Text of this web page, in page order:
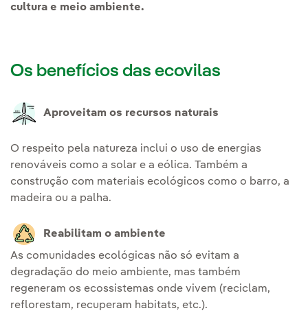
cultura e meio ambiente.
Os benefícios das ecovilas
Aproveitam os recursos naturais
O respeito pela natureza inclui o uso de energias
renováveis como a solar e a eólica. Também a
construção com materiais ecológicos como o barro, a
madeira ou a palha.
Reabilitam o ambiente
As comunidades ecológicas não só evitam a
degradação do meio ambiente, mas também
regeneram os ecossistemas onde vivem (reciclam,
reflorestam, recuperam habitats, etc.).